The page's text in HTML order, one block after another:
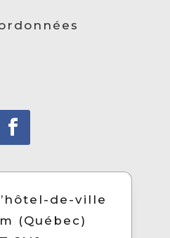
de-ville
(Québec)